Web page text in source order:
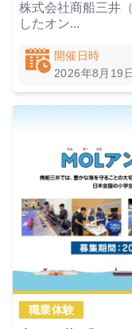
株式会社商船三井
したオン...
開催日時
2026年8月19
職業体験